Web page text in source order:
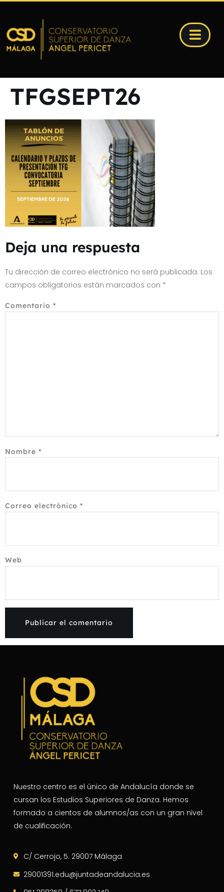
TFGSEPT26
Deja una respuesta
Tu dirección de correo electrónico no será publicada. Los
campos obligatorios están marcados con *
Comentario *
Nombre *
Correo electrónico *
Web
Nuestro centro es el único de Andalucía donde se
cursan los Estudios Superiores de Danza. Hemos
formado a cientos de alumnos/as con un gran nivel
de cualificación.
C/ Cerrojo, 5. 29007 Málaga
29001391.edu@juntadeandalucia.es